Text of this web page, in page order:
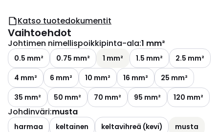
Katso tuotedokumentit
Vaihtoehdot
Johtimen nimellispoikkipinta-ala:1 mm²
0.5 mm² 0.75 mm² 1 mm² 1.5 mm²
2.5 mm²
4 mm²
6 mm² 10 mm² 16 mm²
25 mm²
35 mm²
50 mm² 70 mm² 95 mm² 120 mm²
Johdinväri:musta
harmaa keltainen keltavihreä (kevi)
musta